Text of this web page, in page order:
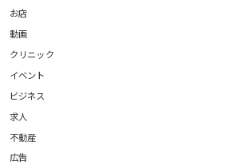
お店
動画
クリニック
イベント
ビジネス
求人
不動産
広告